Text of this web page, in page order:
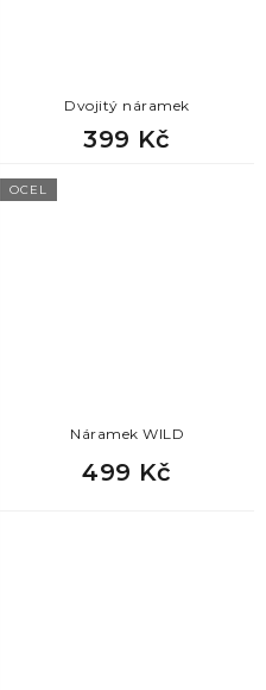
Dvojitý náramek
399 Kč
OCEL
Náramek WILD
499 Kč